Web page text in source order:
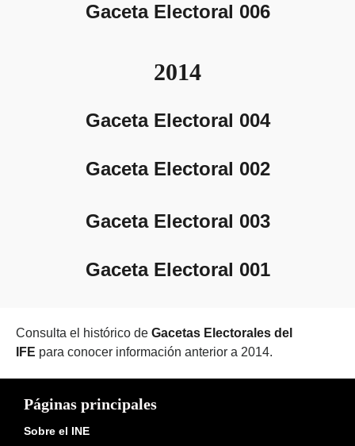
Gaceta Electoral 006
2014
Gaceta Electoral 004
Gaceta Electoral 002
Gaceta Electoral 003
Gaceta Electoral 001
Consulta el histórico de Gacetas Electorales del
IFE para conocer información anterior a 2014.
Páginas principales
Sobre el INE